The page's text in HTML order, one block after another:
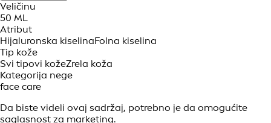
Veličinu
50 ML
Atribut
Hijaluronska kiselinaFolna kiselina
Tip kože
Svi tipovi kožeZrela koža
Kategorija nege
face care
Da biste videli ovaj sadržaj, potrebno je da omogućite
saglasnost za marketing.